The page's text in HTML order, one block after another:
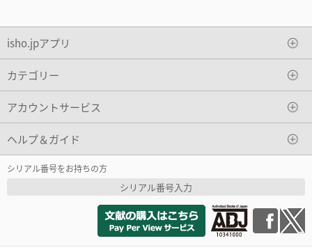
isho.jpアプリ
カテゴリー
アカウントサービス
ヘルプ＆ガイド
シリアル番号をお持ちの方
シリアル番号入力